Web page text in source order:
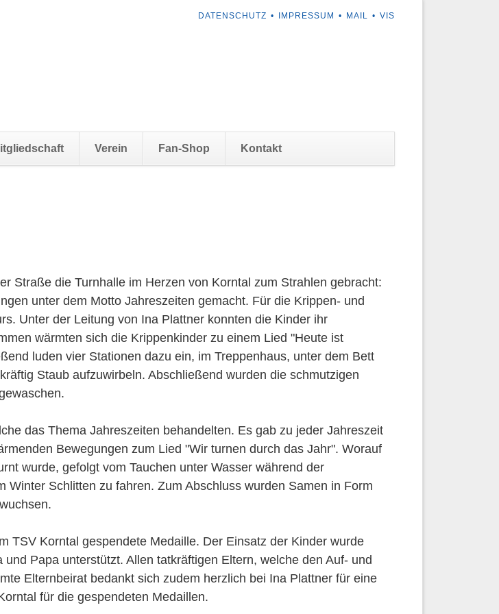
NAVIGATION
DATENSCHUTZ IMPRESSUM MAIL VIS
überspringen
Verein Fan-Shop Kontakt
Straße die Turnhalle im Herzen von Korntal zum Strahlen gebracht:
unter dem Motto Jahreszeiten gemacht. Für die Krippen- und
Unter der Leitung von Ina Plattner konnten die Kinder ihr
wärmten sich die Krippenkinder zu einem Lied "Heute ist
luden vier Stationen dazu ein, im Treppenhaus, unter dem Bett
Staub aufzuwirbeln. Abschließend wurden die schmutzigen
das Thema Jahreszeiten behandelten. Es gab zu jeder Jahreszeit
Bewegungen zum Lied "Wir turnen durch das Jahr". Worauf
wurde, gefolgt vom Tauchen unter Wasser während der
Schlitten zu fahren. Zum Abschluss wurden Samen in Form
TSV Korntal gespendete Medaille. Der Einsatz der Kinder wurde
Papa unterstützt. Allen tatkräftigen Eltern, welche den Auf- und
Elternbeirat bedankt sich zudem herzlich bei Ina Plattner für eine
für die gespendeten Medaillen.